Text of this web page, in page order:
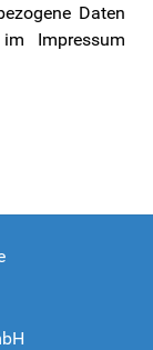
Daten
Impressum